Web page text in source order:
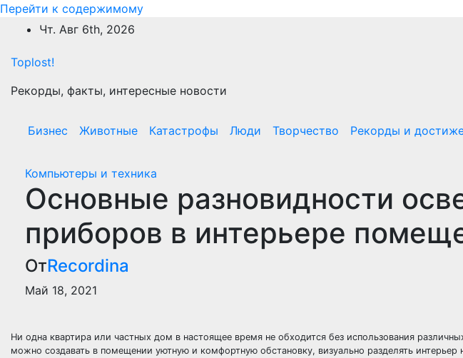
Перейти к содержимому
Чт. Авг 6th, 2026
Toplost!
Рекорды, факты, интересные новости
Бизнес Животные Катастрофы Люди Творчество Рекорды и
Компьютеры и техника
Основные разновидности
приборов в интерьере
ОтRecordina
Май 18, 2021
Ни одна квартира или частных дом в настоящее время не обходится без использования
можно создавать в помещении уютную и комфортную обстановку, визуально разделять интерьер